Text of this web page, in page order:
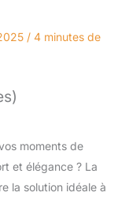
/ 4 minutes de
moments de
et élégance ? La
la solution idéale à